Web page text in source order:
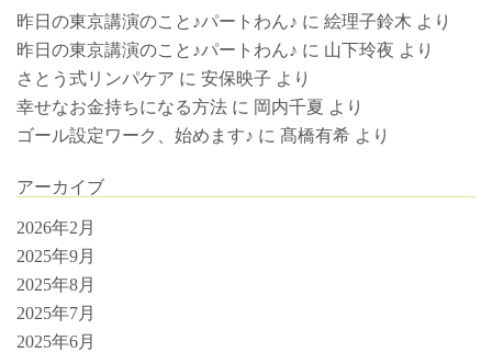
昨日の東京講演のこと♪パートわん♪ に 絵理子鈴木 より
昨日の東京講演のこと♪パートわん♪ に 山下玲夜 より
さとう式リンパケア に 安保映子 より
幸せなお金持ちになる方法 に 岡内千夏 より
ゴール設定ワーク、始めます♪ に 髙橋有希 より
アーカイブ
2026年2月
2025年9月
2025年8月
2025年7月
2025年6月